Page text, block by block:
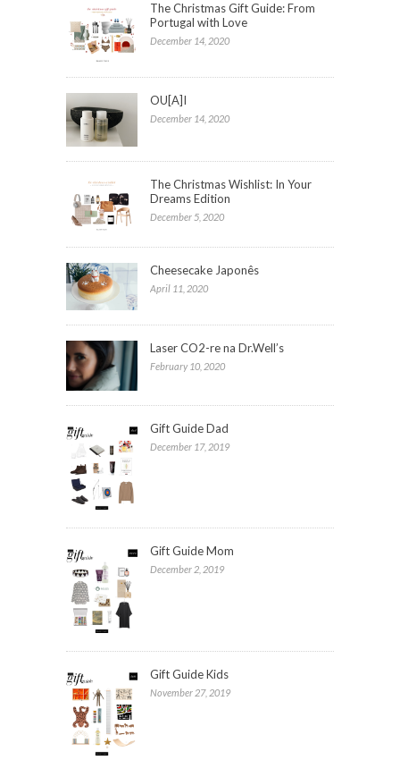
The Christmas Gift Guide: From
Portugal with Love
December 14, 2020
OU[A]I
December 14, 2020
The Christmas Wishlist: In Your
Dreams Edition
December 5, 2020
Cheesecake Japonês
April 11, 2020
Laser CO2-re na Dr.Well’s
February 10, 2020
Gift Guide Dad
December 17, 2019
Gift Guide Mom
December 2, 2019
Gift Guide Kids
November 27, 2019